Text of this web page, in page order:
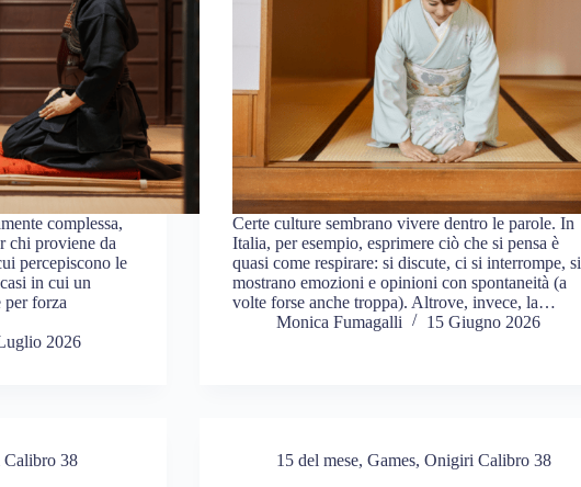
complessa,
chi proviene da
percepiscono le
in cui un
per forza
2026
Certe culture sembrano vivere dentro le parole. In
Italia, per esempio, esprimere ciò che si pensa è
quasi come respirare: si discute, ci si interrompe, si
mostrano emozioni e opinioni con spontaneità (a
volte forse anche troppa). Altrove, invece, la…
Monica Fumagalli
15 Giugno 2026
38 15 del mese,Games,Onigiri Calibro 38